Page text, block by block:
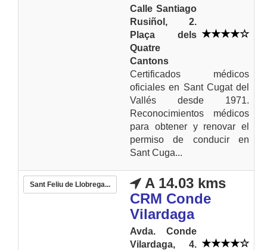
Calle Santiago
Rusiñol, 2.
Plaça dels
Quatre
Cantons
Certificados médicos
oficiales en Sant Cugat del
Vallés desde 1971.
Reconocimientos médicos
para obtener y renovar el
permiso de conducir en
Sant Cuga...
Sant Feliu de Llobrega...
A 14.03 kms
CRM Conde
Vilardaga
Avda. Conde
Vilardaga, 4.